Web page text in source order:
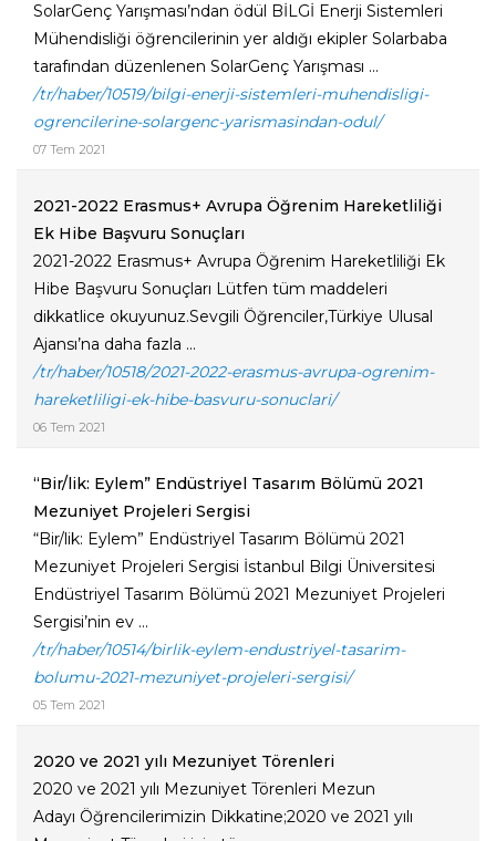
SolarGenç Yarışması’ndan ödül BİLGİ Enerji Sistemleri
Mühendisliği öğrencilerinin yer aldığı ekipler Solarbaba
tarafından düzenlenen SolarGenç Yarışması ...
/tr/haber/10519/bilgi-enerji-sistemleri-muhendisligi-
ogrencilerine-solargenc-yarismasindan-odul/
07 Tem 2021
2021-2022 Erasmus+ Avrupa Öğrenim Hareketliliği
Ek Hibe Başvuru Sonuçları
2021-2022 Erasmus+ Avrupa Öğrenim Hareketliliği Ek
Hibe Başvuru Sonuçları Lütfen tüm maddeleri
dikkatlice okuyunuz.Sevgili Öğrenciler,Türkiye Ulusal
Ajansı’na daha fazla ...
/tr/haber/10518/2021-2022-erasmus-avrupa-ogrenim-
hareketliligi-ek-hibe-basvuru-sonuclari/
06 Tem 2021
“Bir/lik: Eylem” Endüstriyel Tasarım Bölümü 2021
Mezuniyet Projeleri Sergisi
“Bir/lik: Eylem” Endüstriyel Tasarım Bölümü 2021
Mezuniyet Projeleri Sergisi İstanbul Bilgi Üniversitesi
Endüstriyel Tasarım Bölümü 2021 Mezuniyet Projeleri
Sergisi’nin ev ...
/tr/haber/10514/birlik-eylem-endustriyel-tasarim-
bolumu-2021-mezuniyet-projeleri-sergisi/
05 Tem 2021
2020 ve 2021 yılı Mezuniyet Törenleri
2020 ve 2021 yılı Mezuniyet Törenleri Mezun
Adayı Öğrencilerimizin Dikkatine;2020 ve 2021 yılı